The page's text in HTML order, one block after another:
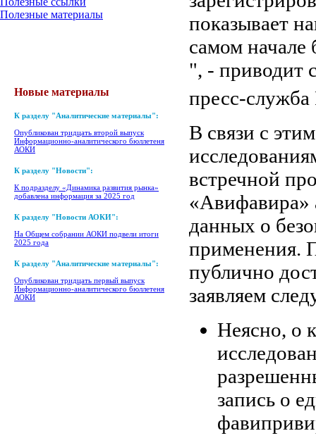
Полезные материалы
Новые материалы
К разделу "Аналитические материалы":
Опубликован тридцать второй выпуск
Информационно-аналитического бюллетеня
АОКИ
К разделу "Новости":
К подразделу «Динамика развития рынка»
добавлена информация за 2025 год
К разделу "Новости АОКИ":
На Общем собрании АОКИ подвели итоги
2025 года
К разделу "Аналитические материалы":
Опубликован тридцать первый выпуск
Информационно-аналитического бюллетеня
АОКИ
показывает
самом начале
", - приводит
пресс-
В связи с
встречной
«Авифавира»
данных о
применения.
публично
заявляем
Неясно, о
запись о